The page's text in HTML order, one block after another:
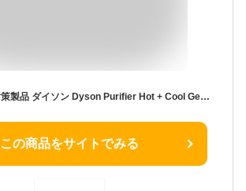
花粉・ウィルス対策製品 ダイソン Dyson Purifier Hot + Cool Gen1 HP10 WW 空気清浄ファンヒーター 空気清浄機 扇風機 暖房 ホワイト/ホワイト
この商品をサイトでみる